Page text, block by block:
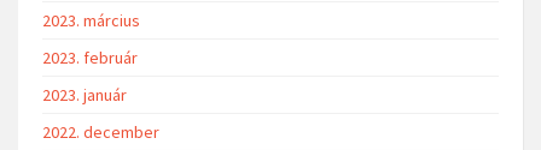
2023. március
2023. február
2023. január
2022. december